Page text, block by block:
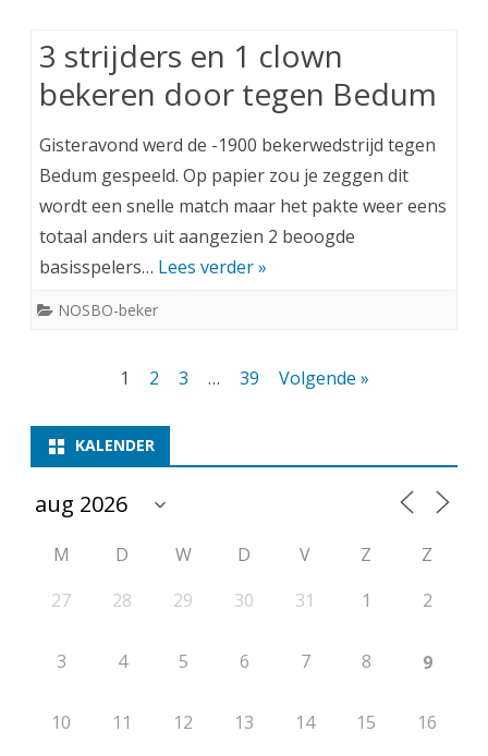
3 strijders en 1 clown
bekeren door tegen Bedum
Gisteravond werd de -1900 bekerwedstrijd tegen
Bedum gespeeld. Op papier zou je zeggen dit
wordt een snelle match maar het pakte weer eens
totaal anders uit aangezien 2 beoogde
basisspelers… Lees verder »
NOSBO-beker
1 2 3 … 39 Volgende »
KALENDER
M D W D V Z
Z
27
28 29 30 31 1 2
3 4 5 6 7 8 9
10 11 12 13 14 15 16